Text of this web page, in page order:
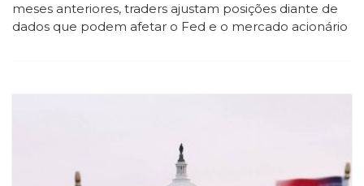
meses anteriores, traders ajustam posições diante de
dados que podem afetar o Fed e o mercado acionário